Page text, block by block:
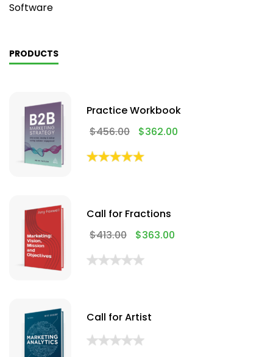
Software
PRODUCTS
Practice Workbook
$456.00 $362.00
Call for Fractions
$413.00 $363.00
Call for Artist